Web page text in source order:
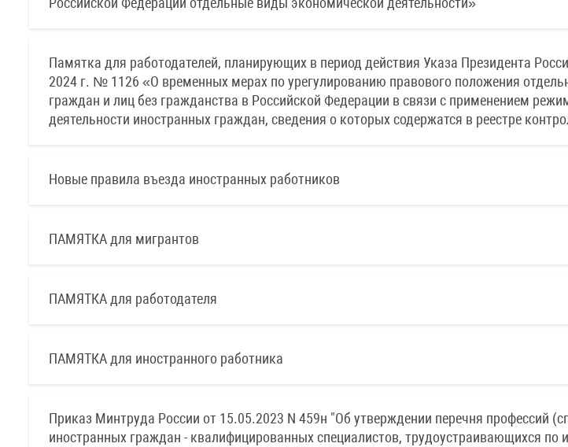
Памятка для работодателей, планирующих в период действия Указа Президента
2024 г. № 1126 «О временных мерах по урегулированию правового положения
граждан и лиц без гражданства в Российской Федерации в связи с применением
деятельности иностранных граждан, сведения о которых содержатся в реестре
Новые правила въезда иностранных работников
ПАМЯТКА для мигрантов
ПАМЯТКА для работодателя
ПАМЯТКА для иностранного работника
Приказ Минтруда России от 15.05.2023 N 459н "Об утверждении перечня профессий
иностранных граждан - квалифицированных специалистов, трудоустраивающихся по